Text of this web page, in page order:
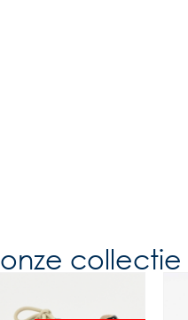
collectie